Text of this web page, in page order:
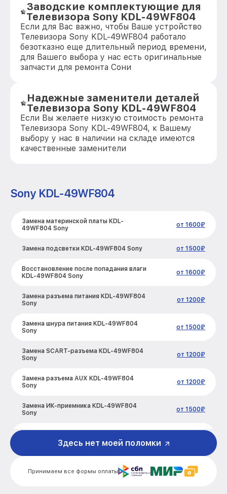
Заводские комплектующие для
Телевизора Sony KDL-49WF804
Если для Вас важно, чтобы Ваше устройство
Телевизора Sony KDL-49WF804 работало
безотказно еще длительный период времени,
для Вашего выбора у нас есть оригинальные
запчасти для ремонта Сони
Надежные заменители деталей
Телевизора Sony KDL-49WF804
Если Вы желаете низкую стоимость ремонта
Телевизора Sony KDL-49WF804, к Вашему
выбору у нас в наличии на складе имеются
качественные заменители
Sony KDL-49WF804
Замена материнской платы KDL-
49WF804 Sony
от 1600₽
Замена подсветки KDL-49WF804 Sony от 1500₽
Восстановление после попадания влаги
KDL-49WF804 Sony
от 1600₽
Замена разъема питания KDL-49WF804
Sony
от 1200₽
Замена шнура питания KDL-49WF804
Sony
от 1500₽
Замена SCART-разъема KDL-49WF804
Sony
от 1200₽
Замена разъема AUX KDL-49WF804
Sony
от 1200₽
Замена ИК-приемника KDL-49WF804
Sony
от 1500₽
49WF804 Sony
Sony
от 1600₽
Принимаем все формы оплаты
Здесь нет моей поломки